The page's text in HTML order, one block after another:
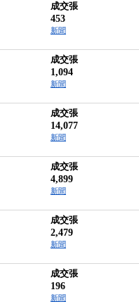
成交張
453
新聞
成交張
1,094
新聞
成交張
14,077
新聞
成交張
4,899
新聞
成交張
2,479
新聞
成交張
196
新聞